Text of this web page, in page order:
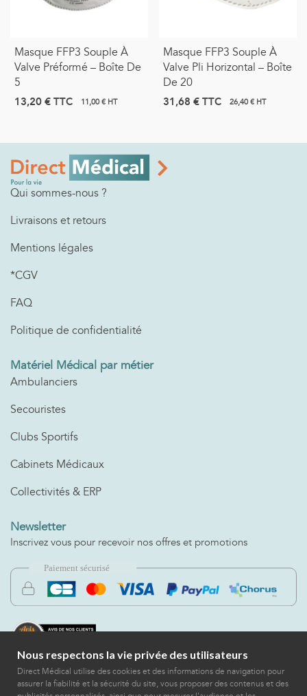
Masque FFP3 Souple À
Valve Préformé – Boîte De
5
13,20 €TTC 11,00 € HT
Masque FFP3 Souple À
Valve Pli Horizontal – Boîte
De 20
31,68 €TTC 26,40 € HT
Qui sommes-nous ?
Livraisons et retours
Mentions légales
*CGV
FAQ
Politique de confidentialité
Matériel Médical par métier
Ambulanciers
Secouristes
Clubs Sportifs
Cabinets Médicaux
Collectivités & ERP
Newsletter
Inscrivez vous pour recevoir nos offres et promotions
Nous respectons la vie privée des utilisateurs
Direct Médical utilise des cookies et des informations de navigation pour
assurer la fiabilité et la sécurité du site, vous proposer des contenus et des